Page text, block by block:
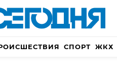
СПОРТ ЖКХ